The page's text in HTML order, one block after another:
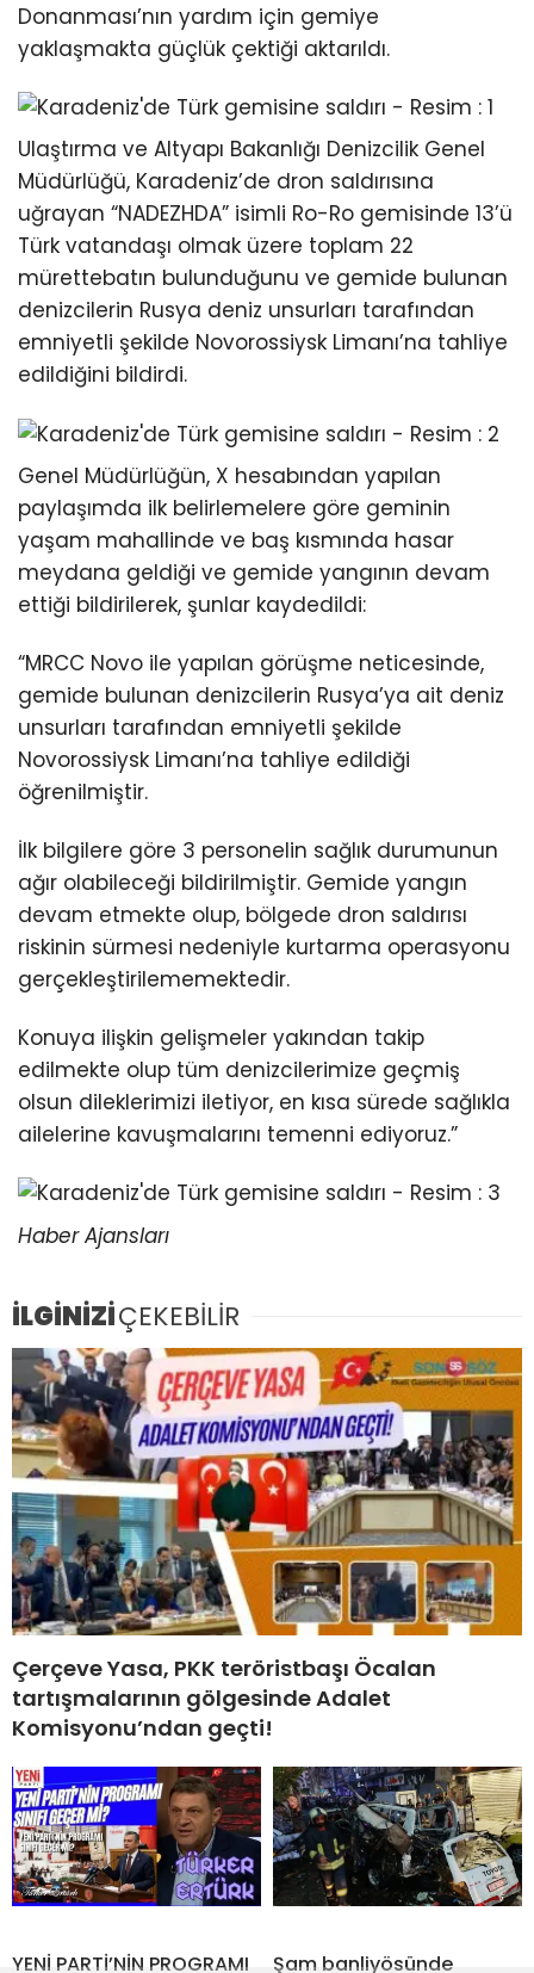
Donanması’nın yardım için gemiye
yaklaşmakta güçlük çektiği aktarıldı.
Ulaştırma ve Altyapı Bakanlığı Denizcilik Genel
Müdürlüğü, Karadeniz’de dron saldırısına
uğrayan “NADEZHDA” isimli Ro-Ro gemisinde 13’ü
Türk vatandaşı olmak üzere toplam 22
mürettebatın bulunduğunu ve gemide bulunan
denizcilerin Rusya deniz unsurları tarafından
emniyetli şekilde Novorossiysk Limanı’na tahliye
edildiğini bildirdi.
Genel Müdürlüğün, X hesabından yapılan
paylaşımda ilk belirlemelere göre geminin
yaşam mahallinde ve baş kısmında hasar
meydana geldiği ve gemide yangının devam
ettiği bildirilerek, şunlar kaydedildi:
“MRCC Novo ile yapılan görüşme neticesinde,
gemide bulunan denizcilerin Rusya’ya ait deniz
unsurları tarafından emniyetli şekilde
Novorossiysk Limanı’na tahliye edildiği
öğrenilmiştir.
İlk bilgilere göre 3 personelin sağlık durumunun
ağır olabileceği bildirilmiştir. Gemide yangın
devam etmekte olup, bölgede dron saldırısı
riskinin sürmesi nedeniyle kurtarma operasyonu
gerçekleştirilememektedir.
Konuya ilişkin gelişmeler yakından takip
edilmekte olup tüm denizcilerimize geçmiş
olsun dileklerimizi iletiyor, en kısa sürede sağlıkla
ailelerine kavuşmalarını temenni ediyoruz.”
Haber Ajansları
İLGİNİZİÇEKEBİLİR
Çerçeve Yasa, PKK teröristbaşı Öcalan
tartışmalarının gölgesinde Adalet
Komisyonu’ndan geçti!
YENİ PARTİ’NİN PROGRAMI Şam banliyösünde